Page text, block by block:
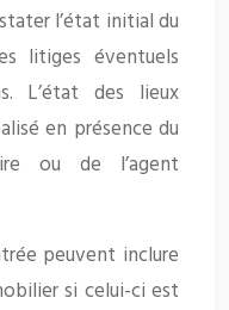
l’état initial du
litiges éventuels
L’état des lieux
en présence du
ou de l’agent
peuvent inclure
si celui-ci est